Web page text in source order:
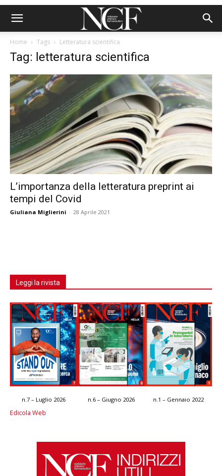
Home Tags Letteratura scientifica
Tag: letteratura scientifica
L’importanza della letteratura preprint ai
tempi del Covid
Giuliana Miglierini - 28 Aprile 2021
Leggi la rivista
n.7 – Luglio 2026 n.6 – Giugno 2026 n.1 – Gennaio 2022
Edicola Web